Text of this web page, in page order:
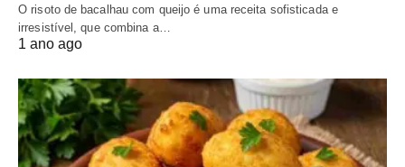
O risoto de bacalhau com queijo é uma receita sofisticada e
irresistível, que combina a…
1 ano ago